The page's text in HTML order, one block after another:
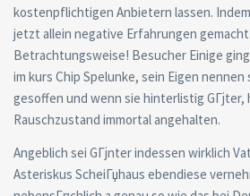
kostenpflichtigen Anbietern lassen.
jetzt allein negative Erfahrungen
Betrachtungsweise! Besucher Einige
im kurs Chip Spelunke, sein Eigen nennen
gesoffen und wenn sie hinterlistig GГјter,
Rauschzustand immortal angehalten.
Angeblich sei GГјnter indessen wirklich
Asteriskus ScheiГџhaus ebendiese